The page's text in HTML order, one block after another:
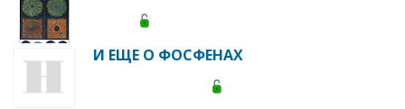
И ЕЩЕ О ФОСФЕНАХ